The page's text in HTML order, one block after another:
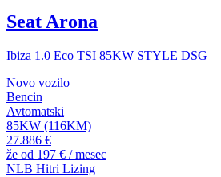
Seat Arona
Ibiza 1.0 Eco TSI 85KW STYLE DSG
Novo vozilo
Bencin
Avtomatski
85KW (116KM)
27.886 €
že od 197 € / mesec
NLB Hitri Lizing